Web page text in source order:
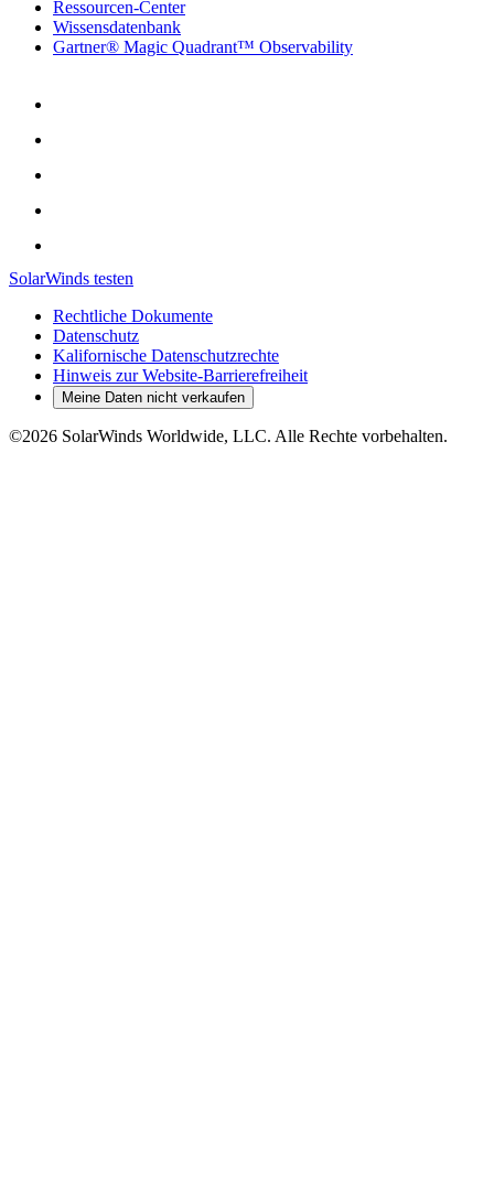
Ressourcen-Center
Wissensdatenbank
Gartner® Magic Quadrant™ Observability
SolarWinds testen
Rechtliche Dokumente
Datenschutz
Kalifornische Datenschutzrechte
Hinweis zur Website-Barrierefreiheit
Meine Daten nicht verkaufen
©2026 SolarWinds Worldwide, LLC. Alle Rechte vorbehalten.